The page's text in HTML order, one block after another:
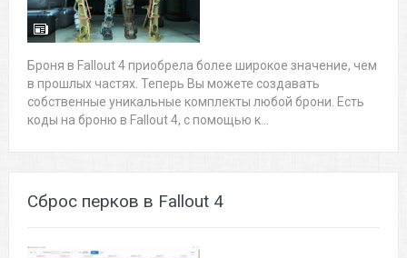
Броня в Fallout 4 приобрела более широкое значение, чем
в прошлых частях. Теперь Вы можете создавать
собственные уникальные комплекты любой брони. Есть
коды на броню в Fallout 4, с помощью к...
Сброс перков в Fallout 4